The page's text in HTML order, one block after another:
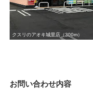
クスリのアオキ城里店（300m）
お問い合わせ内容